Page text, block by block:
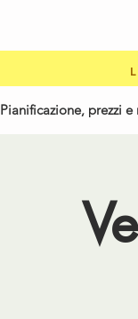
Pianificazione, prezzi